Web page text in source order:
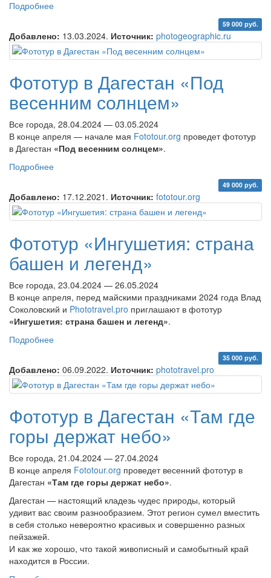
Подробнее
59 000 руб.
Добавлено: 13.03.2024. Источник: photogeographic.ru
Фототур в Дагестан «Под
весенним солнцем»
Все города, 28.04.2024 — 03.05.2024
В конце апреля — начале мая Fototour.org проведет фототур
в Дагестан «Под весенним солнцем».
Подробнее
49 000 руб.
Добавлено: 17.12.2021. Источник: fototour.org
Фототур «Ингушетия: страна
башен и легенд»
Все города, 23.04.2024 — 26.05.2024
В конце апреля, перед майскими праздниками 2024 года Влад
Соколовский и Phototravel.pro приглашают в фототур
«Ингушетия: страна башен и легенд».
Подробнее
35 000 руб.
Добавлено: 06.09.2022. Источник: phototravel.pro
Фототур в Дагестан «Там где
горы держат небо»
Все города, 21.04.2024 — 27.04.2024
В конце апреля Fototour.org проведет весенний фототур в
Дагестан «Там где горы держат небо».
Дагестан — настоящий кладезь чудес природы, который
удивит вас своим разнообразием. Этот регион сумел вместить
в себя столько невероятно красивых и совершенно разных
пейзажей.
И как же хорошо, что такой живописный и самобытный край
находится в России.